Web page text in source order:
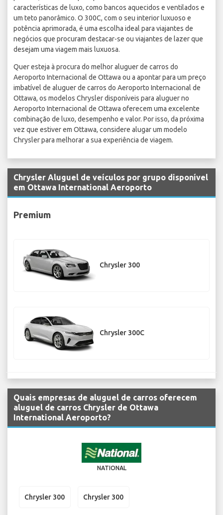
características de luxo, como bancos aquecidos e ventilados e
um teto panorâmico. O 300C, com o seu interior luxuoso e
potência aprimorada, é uma escolha ideal para viajantes de
negócios que procuram destacar-se ou viajantes de lazer que
desejam uma viagem mais luxuosa.
Quer esteja à procura do melhor aluguer de carros do
Aeroporto Internacional de Ottawa ou a apontar para um preço
imbatível de aluguer de carros do Aeroporto Internacional de
Ottawa, os modelos Chrysler disponíveis para aluguer no
Aeroporto Internacional de Ottawa oferecem uma excelente
combinação de luxo, desempenho e valor. Por isso, da próxima
vez que estiver em Ottawa, considere alugar um modelo
Chrysler para melhorar a sua experiência de viagem.
Chrysler Aluguel de veículos por grupo disponível
em Ottawa International Aeroporto
Premium
Chrysler 300
Chrysler 300C
Quais empresas de aluguel de carros oferecem
aluguel de carros Chrysler de Ottawa
International Aeroporto?
NATIONAL
Chrysler 300 Chrysler 300